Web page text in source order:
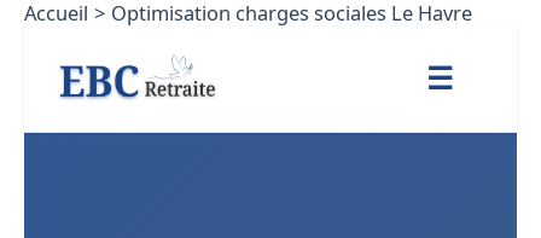
Aller
contenu
Accueil Optimisation charges sociales Le Havre
☰